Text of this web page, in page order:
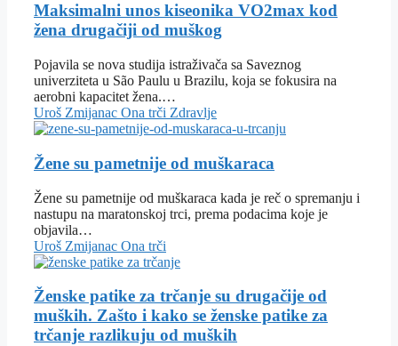
Maksimalni unos kiseonika VO2max kod
žena drugačiji od muškog
Pojavila se nova studija istraživača sa Saveznog
univerziteta u São Paulu u Brazilu, koja se fokusira na
aerobni kapacitet žena.…
Uroš Zmijanac Ona trči Zdravlje
Žene su pametnije od muškaraca
Žene su pametnije od muškaraca kada je reč o spremanju i
nastupu na maratonskoj trci, prema podacima koje je
objavila…
Uroš Zmijanac Ona trči
Ženske patike za trčanje su drugačije od
muških. Zašto i kako se ženske patike za
trčanje razlikuju od muških